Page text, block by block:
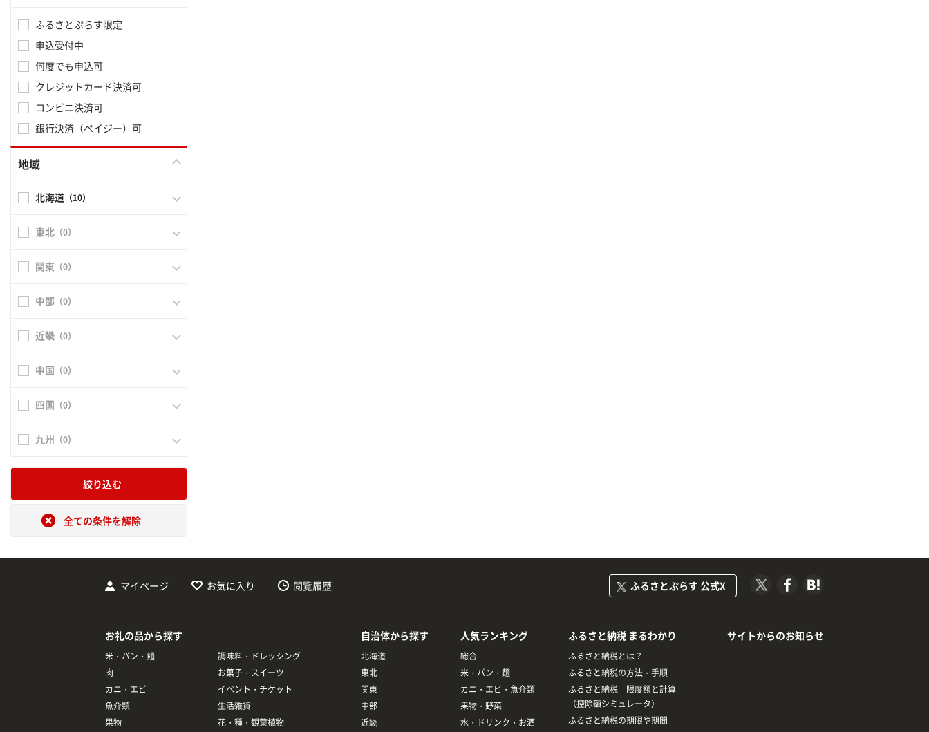
ふるさとぷらす限定
申込受付中
何度でも申込可
クレジットカード決済可
コンビニ決済可
銀行決済（ペイジー）可
地域
北海道 （10）
東北 （0）
関東 （0）
中部 （0）
近畿 （0）
中国 （0）
四国 （0）
九州 （0）
絞り込む
全ての条件を解除
マイページ お気に入り 閲覧履歴 ふるさとぷらす 公式X
お礼の品から探す
米・パン・麺
肉
カニ・エビ
魚介類
果物
調味料・ドレッシング
お菓子・スイーツ
イベント・チケット
生活雑貨
花・種・観葉植物
自治体から探す
北海道
東北
関東
中部
近畿
人気ランキング
総合
米・パン・麺
カニ・エビ・魚介類
果物・野菜
水・ドリンク・お酒
ふるさと納税 まるわかり
ふるさと納税とは？
ふるさと納税の方法・手順
ふるさと納税 限度額と計算
（控除額シミュレータ）
ふるさと納税の期限や期間
サイトからのお知らせ